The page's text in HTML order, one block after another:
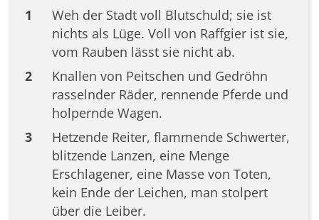
1
Weh der Stadt voll Blutschuld; sie ist
nichts als Lüge. Voll von Raffgier ist sie,
vom Rauben lässt sie nicht ab.
2
Knallen von Peitschen und Gedröhn
rasselnder Räder, rennende Pferde und
holpernde Wagen.
3
Hetzende Reiter, flammende Schwerter,
blitzende Lanzen, eine Menge
Erschlagener, eine Masse von Toten,
kein Ende der Leichen, man stolpert
über die Leiber.